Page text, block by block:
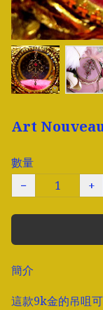
Art Nouveau
數量
−
+
簡介
這款9k金的吊咀